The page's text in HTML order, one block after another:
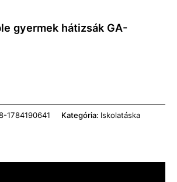
gyermek hátizsák GA-
1784190641 Kategória: Iskolatáska